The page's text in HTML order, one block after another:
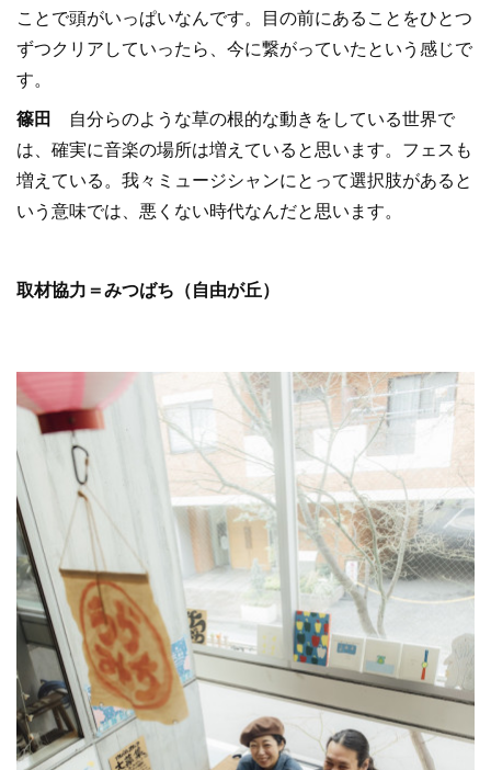
ことで頭がいっぱいなんです。目の前にあることをひとつ
ずつクリアしていったら、今に繋がっていたという感じで
す。
篠田 自分らのような草の根的な動きをしている世界で
は、確実に音楽の場所は増えていると思います。フェスも
増えている。我々ミュージシャンにとって選択肢があると
いう意味では、悪くない時代なんだと思います。
取材協力＝みつばち（自由が丘）